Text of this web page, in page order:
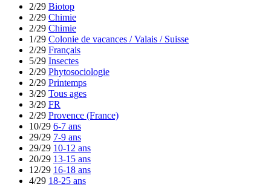
2/29 Biotop
2/29 Chimie
2/29 Chimie
1/29 Colonie de vacances / Valais / Suisse
2/29 Français
5/29 Insectes
2/29 Phytosociologie
2/29 Printemps
3/29 Tous ages
3/29 FR
2/29 Provence (France)
10/29 6-7 ans
29/29 7-9 ans
29/29 10-12 ans
20/29 13-15 ans
12/29 16-18 ans
4/29 18-25 ans